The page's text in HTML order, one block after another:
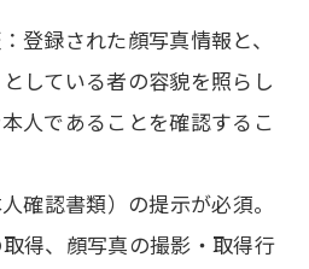
登録された顔写真情報と、
している者の容貌を照らし
人であることを確認するこ
確認書類）の提示が必須。
得、顔写真の撮影・取得行